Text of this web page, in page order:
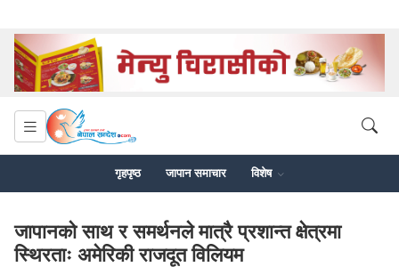
गृहपृष्ठ जापान समाचार विशेष
जापानको साथ र समर्थनले मात्रै प्रशान्त क्षेत्रमा
स्थिरताः अमेरिकी राजदूत विलियम